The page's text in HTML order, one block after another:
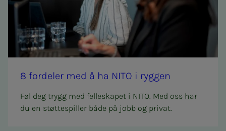
8 for­­­de­­­ler med å ha NITO i ryg­­­gen
Føl deg trygg med felleskapet i NITO. Med oss har
du en støttespiller både på jobb og privat.